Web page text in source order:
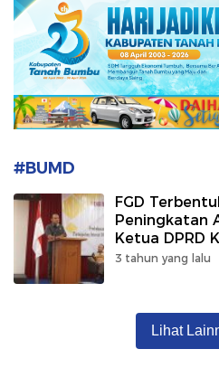
#BUMD
FGD
Peningkatan
Ketua DPRD
Dukungan
3 tahun yang lalu
Lihat